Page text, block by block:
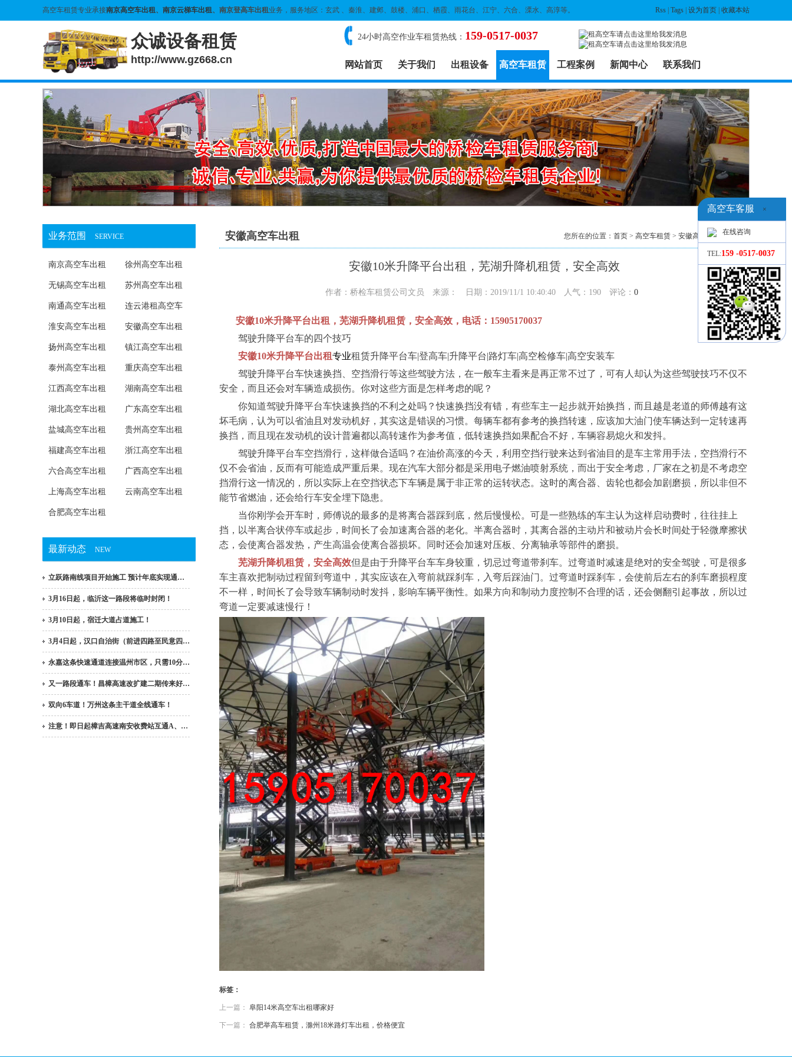
高空车租赁专业承接南京高空车出租、 南京云梯车出租、南京登高车出租业务，服务地区：玄武 、秦淮、建邺、鼓楼、浦口、栖霞、雨花台、江宁、六合、溧水、高淳等。 Rss Tags 设为首页 收藏本站
众诚设备租赁
http://www.gz668.cn
24小时高空作业车租赁热线： 159-0517-0037
网站首页 关于我们 出租设备 高空车租赁 工程案例 新闻中心 联系我们
业务范围 SERVICE
南京高空车出租 徐州高空车出租
无锡高空车出租 苏州高空车出租
南通高空车出租 连云港租高空车
淮安高空车出租 安徽高空车出租
扬州高空车出租 镇江高空车出租
泰州高空车出租 重庆高空车出租
江西高空车出租 湖南高空车出租
湖北高空车出租 广东高空车出租
盐城高空车出租 贵州高空车出租
福建高空车出租 浙江高空车出租
六合高空车出租 广西高空车出租
上海高空车出租 云南高空车出租
合肥高空车出租
最新动态 NEW
立跃路南线项目开始施工 预计年底实现通…
3月16日起，临沂这一路段将临时封闭！
3月10日起，宿迁大道占道施工！
3月4日起，汉口自治街（前进四路至民意四…
永嘉这条快速通道连接温州市区，只需10分…
又一路段通车！昌樟高速改扩建二期传来好…
双向6车道！万州这条主干道全线通车！
注意！即日起樟吉高速南安收费站互通A、…
您所在的位置： 首页 > 高空车租赁 > 安徽高空车出租> 列表
安徽高空车出租
安徽10米升降平台出租，芜湖升降机租赁，安全高效
作者：桥检车租赁公司文员 来源： 日期：2019/11/1 10:40:40 人气： 190评论： 0
安徽10米升降平台出租，芜湖升降机租赁，安全高效，电话：15905170037
驾驶升降平台车的四个技巧
安徽10米升降平台出租专业租赁升降平台车|登高车|升降平台|路灯车|高空检修车|高空安装车
驾驶升降平台车快速换挡、空挡滑行等这些驾驶方法，在一般车主看来是再正常不过了，可有人却认为这些驾驶技巧不仅不
安全，而且还会对车辆造成损伤。你对这些方面是怎样考虑的呢？
你知道驾驶升降平台车快速换挡的不利之处吗？快速换挡没有错，有些车主一起步就开始换挡，而且越是老道的师傅越有这
坏毛病，认为可以省油且对发动机好，其实这是错误的习惯。每辆车都有参考的换挡转速，应该加大油门使车辆达到一定转速再
换挡，而且现在发动机的设计普遍都以高转速作为参考值，低转速换挡如果配合不好，车辆容易熄火和发抖。
驾驶升降平台车空挡滑行，这样做合适吗？在油价高涨的今天，利用空挡行驶来达到省油目的是车主常用手法，空挡滑行不
仅不会省油，反而有可能造成严重后果。现在汽车大部分都是采用电子燃油喷射系统，而出于安全考虑，厂家在之初是不考虑空
挡滑行这一情况的，所以实际上在空挡状态下车辆是属于非正常的运转状态。这时的离合器、齿轮也都会加剧磨损，所以非但不
能节省燃油，还会给行车安全埋下隐患。
当你刚学会开车时，师傅说的最多的是将离合器踩到底，然后慢慢松。可是一些熟练的车主认为这样启动费时，往往挂上
挡，以半离合状停车或起步，时间长了会加速离合器的老化。半离合器时，其离合器的主动片和被动片会长时间处于轻微摩擦状
态，会使离合器发热，产生高温会使离合器损坏。同时还会加速对压板、分离轴承等部件的磨损。
芜湖升降机租赁，安全高效但是由于升降平台车车身较重，切忌过弯道带刹车。过弯道时减速是绝对的安全驾驶，可是很多
车主喜欢把制动过程留到弯道中，其实应该在入弯前就踩刹车，入弯后踩油门。过弯道时踩刹车，会使前后左右的刹车磨损程度
不一样，时间长了会导致车辆制动时发抖，影响车辆平衡性。如果方向和制动力度控制不合理的话，还会侧翻引起事故，所以过
弯道一定要减速慢行！
标签：
上一篇： 阜阳14米高空车出租哪家好
下一篇： 合肥举高车租赁，滁州18米路灯车出租，价格便宜
高空车客服 ×
在线咨询
TEL:159 -0517-0037